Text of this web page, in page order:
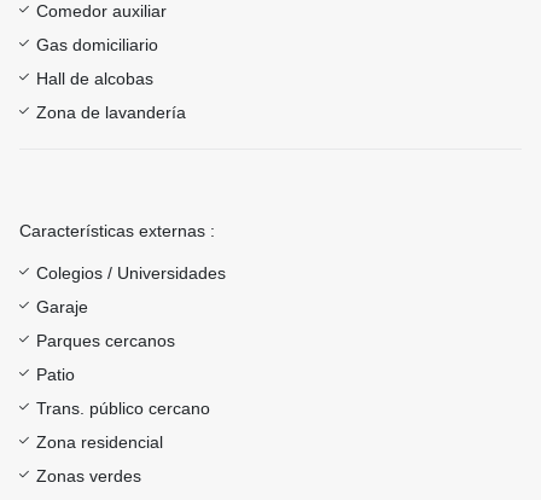
Comedor auxiliar
Gas domiciliario
Hall de alcobas
Zona de lavandería
Características externas :
Colegios / Universidades
Garaje
Parques cercanos
Patio
Trans. público cercano
Zona residencial
Zonas verdes